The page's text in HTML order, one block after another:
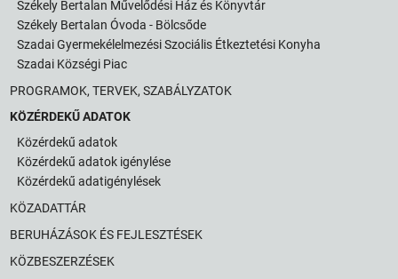
Székely Bertalan Művelődési Ház és Könyvtár
Székely Bertalan Óvoda - Bölcsőde
Szadai Gyermekélelmezési Szociális Étkeztetési Konyha
Szadai Községi Piac
PROGRAMOK, TERVEK, SZABÁLYZATOK
KÖZÉRDEKŰ ADATOK
Közérdekű adatok
Közérdekű adatok igénylése
Közérdekű adatigénylések
KÖZADATTÁR
BERUHÁZÁSOK ÉS FEJLESZTÉSEK
KÖZBESZERZÉSEK